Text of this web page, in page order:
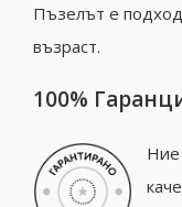
Пъзелът е
възраст.
100%
Ние